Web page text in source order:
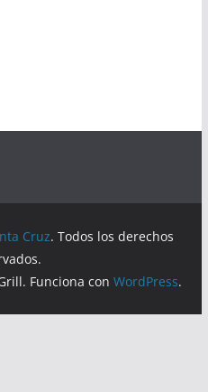
Cruz. Todos los derechos
Funciona conWordPress.